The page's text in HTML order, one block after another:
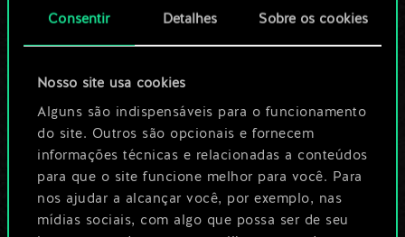
Consentir Detalhes Sobre os cookies
Nosso site usa cookies
Alguns são indispensáveis para o funcionamento
do site. Outros são opcionais e fornecem
informações técnicas e relacionadas a conteúdos
para que o site funcione melhor para você. Para
nos ajudar a alcançar você, por exemplo, nas
mídias sociais, com algo que possa ser de seu
apenas um conjunto
de cartas
compartilhado.
No entanto, dá para
ser muito mais!